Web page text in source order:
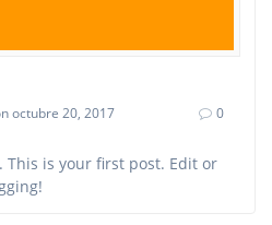
octubre 20, 2017 0
This is your first post. Edit or